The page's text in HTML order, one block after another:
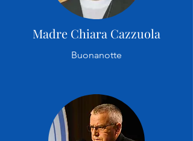
Madre Chiara Cazzuola
Buonanotte